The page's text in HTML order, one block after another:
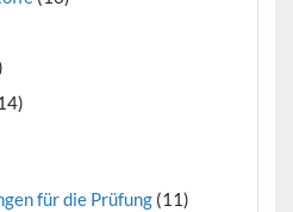
für die Prüfung (11)